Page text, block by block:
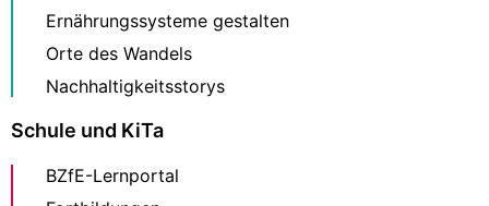
Ernährungssysteme gestalten
Orte des Wandels
Nachhaltigkeitsstorys
Schule und KiTa
BZfE-Lernportal